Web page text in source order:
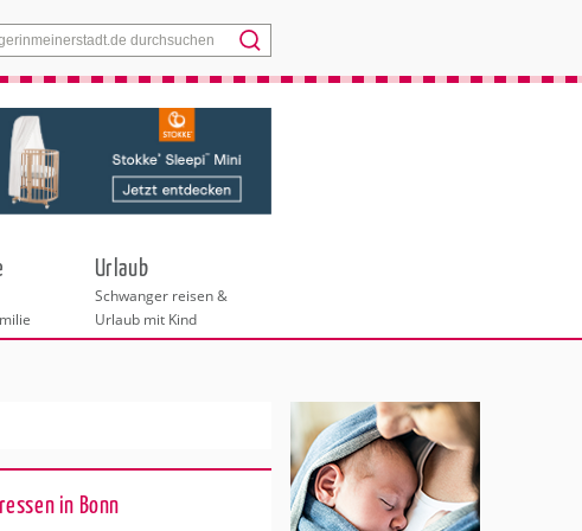
Menü
Urlaub
Schwanger reisen &
Urlaub mit Kind
in Bonn